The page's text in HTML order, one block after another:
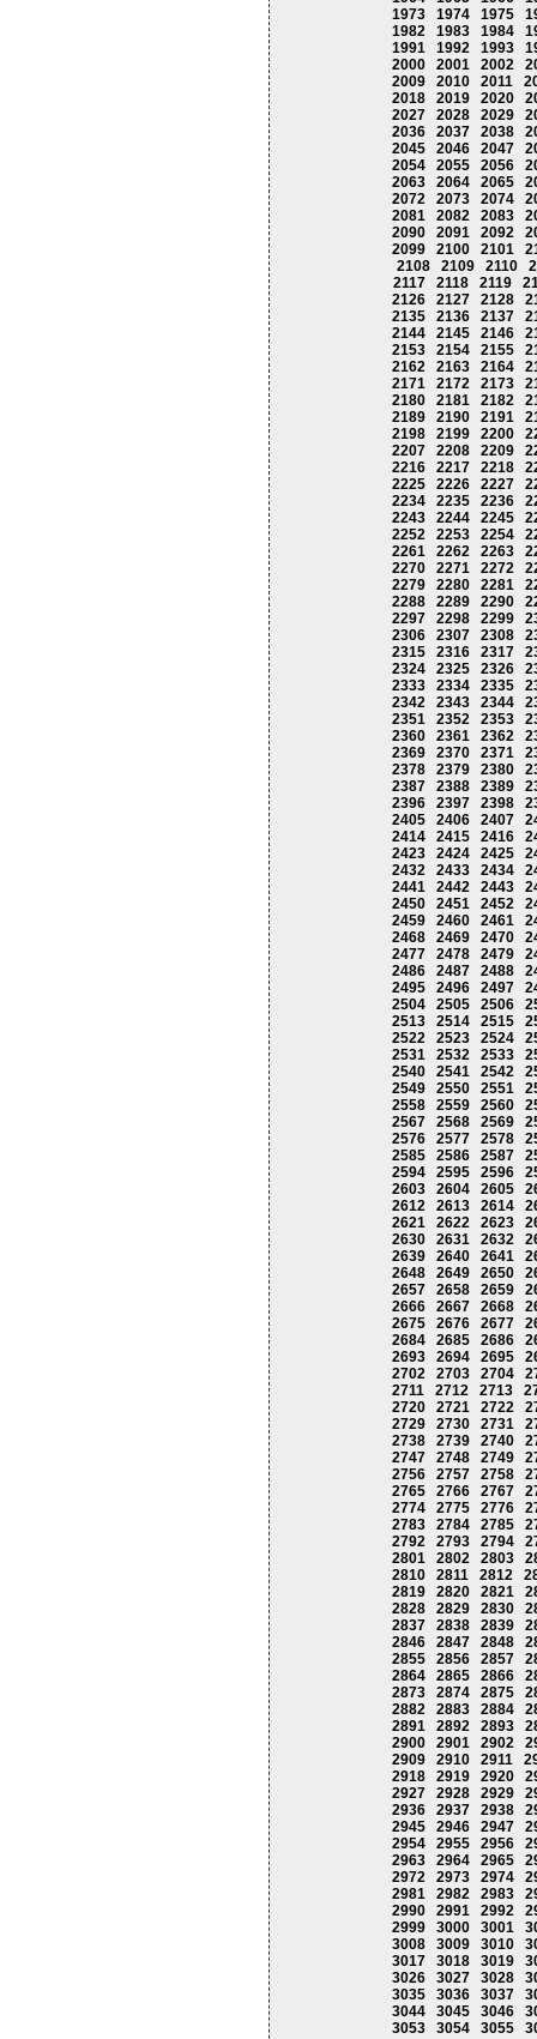
1973
1974 1975
1982
1983 1984
1991
1992 1993
2000
2001 2002
2009
2010 2011
2018
2019 2020
2027
2028 2029
2036
2037 2038
2045
2046 2047
2054
2055 2056
2063
2064 2065
2072
2073 2074
2081
2082 2083
2090
2091 2092
2099
2100 2101
2108
2109 2110
2117
2118 2119
2126
2127 2128
2135
2136 2137
2144
2145 2146
2153
2154 2155
2162
2163 2164
2171
2172 2173
2180
2181 2182
2189
2190 2191
2198
2199 2200
2207
2208 2209
2216
2217 2218
2225
2226 2227
2234
2235 2236
2243
2244 2245
2252
2253 2254
2261
2262 2263
2270
2271 2272
2279
2280 2281
2288
2289 2290
2297
2298 2299
2306
2307 2308
2315
2316 2317
2324
2325 2326
2333
2334 2335
2342
2343 2344
2351
2352 2353
2360
2361 2362
2369
2370 2371
2378
2379 2380
2387
2388 2389
2396
2397 2398
2405
2406 2407
2414
2415 2416
2423
2424 2425
2432
2433 2434
2441
2442 2443
2450
2451 2452
2459
2460 2461
2468
2469 2470
2477
2478 2479
2486
2487 2488
2495
2496 2497
2504
2505 2506
2513
2514 2515
2522
2523 2524
2531
2532 2533
2540
2541 2542
2549
2550 2551
2558
2559 2560
2567
2568 2569
2576
2577 2578
2585
2586 2587
2594
2595 2596
2603
2604 2605
2612
2613 2614
2621
2622 2623
2630
2631 2632
2639
2640 2641
2648
2649 2650
2657
2658 2659
2666
2667 2668
2675
2676 2677
2684
2685 2686
2693
2694 2695
2702
2703 2704
2711
2712 2713
2720
2721 2722
2729
2730 2731
2738
2739 2740
2747
2748 2749
2756
2757 2758
2765
2766 2767
2774
2775 2776
2783
2784 2785
2792
2793 2794
2801
2802 2803
2810
2811 2812
2819
2820 2821
2828
2829 2830
2837
2838 2839
2846
2847 2848
2855
2856 2857
2864
2865 2866
2873
2874 2875
2882
2883 2884
2891
2892 2893
2900
2901 2902
2909
2910 2911
2918
2919 2920
2927
2928 2929
2936
2937 2938
2945
2946 2947
2954
2955 2956
2963
2964 2965
2972
2973 2974
2981
2982 2983
2990
2991 2992
2999
3000 3001
3008
3009 3010
3017
3018 3019
3026
3027 3028
3035
3036 3037
3044
3045 3046
3053
3054 3055